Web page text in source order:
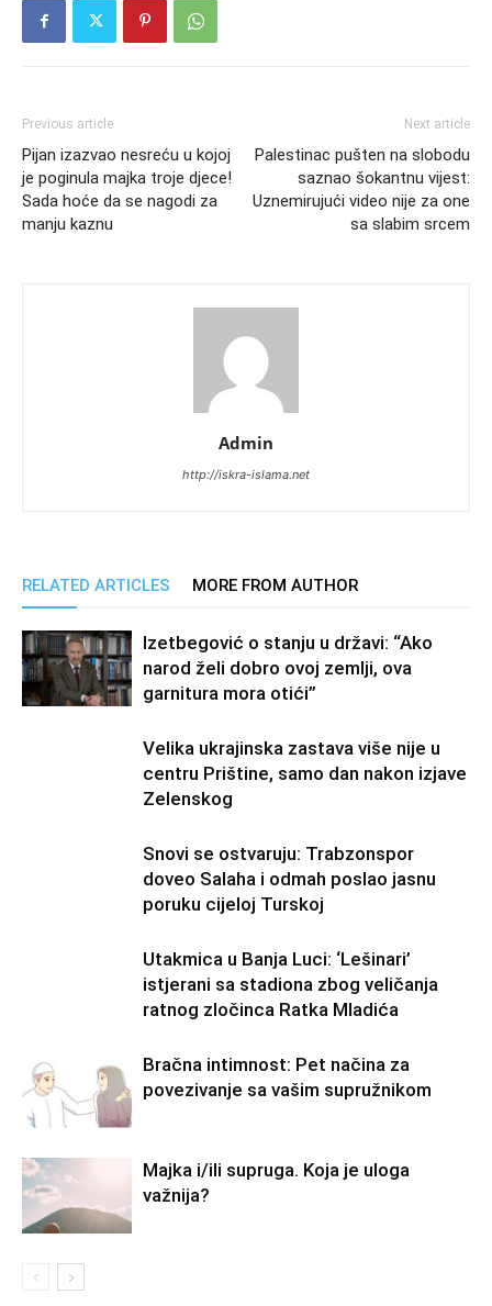
Previous article
Pijan izazvao nesreću u kojoj
je poginula majka troje djece!
Sada hoće da se nagodi za
manju kaznu
Next article
Palestinac pušten na slobodu
saznao šokantnu vijest:
Uznemirujući video nije za one
sa slabim srcem
Admin
http://iskra-islama.net
RELATED ARTICLES MORE FROM AUTHOR
Izetbegović o stanju u državi: “Ako
narod želi dobro ovoj zemlji, ova
garnitura mora otići”
Velika ukrajinska zastava više nije u
centru Prištine, samo dan nakon izjave
Zelenskog
Snovi se ostvaruju: Trabzonspor
doveo Salaha i odmah poslao jasnu
poruku cijeloj Turskoj
Utakmica u Banja Luci: ‘Lešinari’
istjerani sa stadiona zbog veličanja
ratnog zločinca Ratka Mladića
Bračna intimnost: Pet načina za
povezivanje sa vašim supružnikom
Majka i/ili supruga. Koja je uloga
važnija?